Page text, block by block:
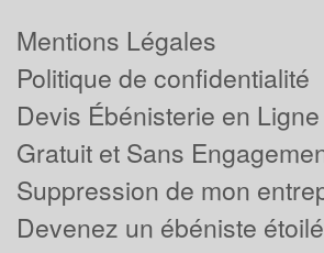
Mentions Légales
Politique de confidentialité
Devis Ébénisterie en
Gratuit et Sans
Suppression de mon
Devenez un ébéniste étoilé